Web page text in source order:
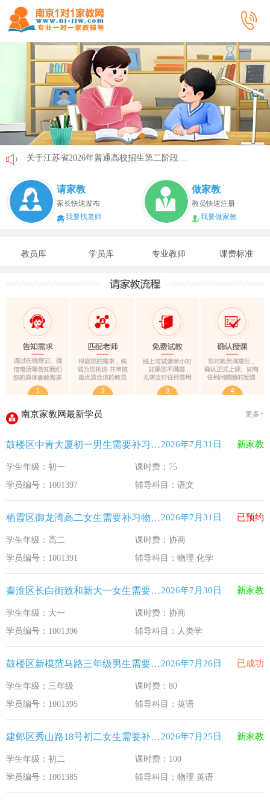
省教育厅最新发文！事关2026年普通高校综合评价招生改革
我市2026年春季学期学生资助申请开始
致全省中小学生家长的一封信
2025年12月江苏教育考试月历
最新！教育部等5部门发布20条举措
​2025年11月江苏教育考试月历
5个新突破！国新办发布会介绍“十四五”时期加快建设教育强
省教育厅最新发文！事关2026年普通高校综合评价招生改革 2026-4-10
我市2026年春季学期学生资助申请开始
速看！新学期开学安全提示！
致全省中小学生家长的一封信 2026-2-3
教育部关于做好2026年普通高校招生工作的通知 [教学(
江苏33个！教育部最新认定2025年第一批义务教育优质均
2025年12月江苏教育考试月历 2025-12-1
请家教
家长快速发布
我要找老师
做家教
教员快速注册
我要做家教
教员库 学员库 专业教师 课费标准
南京家教网最新学员 更多+
鼓楼区中青大厦初一男生需要补习语文2026年7月31日 新家教
学生年级：初一
课时费：75
学员编号：1001397
辅导科目：语文
栖霞区御龙湾高二女生需要补习物理 化学2026年7月31日 已预约
学生年级：高二
课时费：协商
学员编号：1001391
辅导科目：物理 化学
秦淮区长白街致和新大一女生需要补习人类学2026年7月30日 新家教
学生年级：大一
课时费：协商
学员编号：1001396
辅导科目：人类学
鼓楼区新模范马路三年级男生需要补习英语2026年7月26日 已成功
学生年级：三年级
课时费：80
学员编号：1001395
辅导科目：英语
建邺区秀山路18号初二女生需要补习物理 英语2026年7月25日 新家教
学生年级：初二
课时费：100
学员编号：1001385
辅导科目：物理 英语